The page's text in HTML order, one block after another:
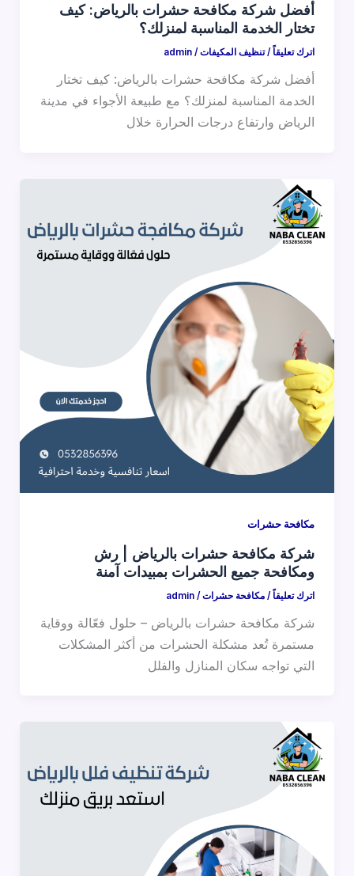
أفضل شركة مكافحة حشرات بالرياض: كيف
تختار الخدمة المناسبة لمنزلك؟
اترك تعليقاً /تنظيف المكيفات/
admin
أفضل شركة مكافحة حشرات بالرياض: كيف تختار
الخدمة المناسبة لمنزلك؟ مع طبيعة الأجواء في مدينة
الرياض وارتفاع درجات الحرارة خلال
مكافحة حشرات
شركة مكافحة حشرات بالرياض | رش
ومكافحة جميع الحشرات بمبيدات آمنة
اترك تعليقاً / مكافحة حشرات/
admin
شركة مكافحة حشرات بالرياض – حلول فعّالة ووقاية
مستمرة تُعد مشكلة الحشرات من أكثر المشكلات
التي تواجه سكان المنازل والفلل